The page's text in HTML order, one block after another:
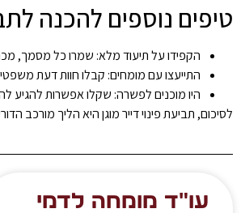
טיפים נוספים להכנה
הקפידו על תיעוד מלא: שמרו כל מסמך,
התייעצו עם מומחים: קבלו חוות דעת
היו מוכנים לפשרה: שקלו אפשרות להגיע
לסיכום, תביעת פינוי דייר מוגן היא הליך מורכב
עו"ד מומחה לדמי